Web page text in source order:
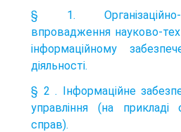
§ 1.
впровадження науково-
інформаційному
діяльності.
§ 2 . Інформаційне
управління (на прикладі
справ).